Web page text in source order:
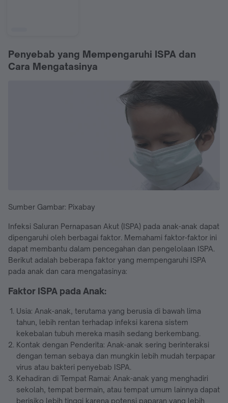
Penyebab yang Mempengaruhi ISPA dan
Cara Mengatasinya
Sumber Gambar: Pixabay
Infeksi Saluran Pernapasan Akut (ISPA) pada anak-anak dapat
dipengaruhi oleh berbagai faktor. Memahami faktor-faktor ini
dapat membantu dalam pencegahan dan pengelolaan ISPA.
Berikut adalah beberapa faktor yang mempengaruhi ISPA
pada anak dan cara mengatasinya:
Faktor ISPA pada Anak:
Usia: Anak-anak, terutama yang berusia di bawah lima
tahun, lebih rentan terhadap infeksi karena sistem
kekebalan tubuh mereka masih sedang berkembang.
Kontak dengan Penderita: Anak-anak sering berinteraksi
dengan teman sebaya dan mungkin lebih mudah terpapar
virus atau bakteri penyebab ISPA.
Kehadiran di Tempat Ramai: Anak-anak yang menghadiri
sekolah, tempat bermain, atau tempat umum lainnya dapat
berisiko lebih tinggi karena potensi paparan yang lebih